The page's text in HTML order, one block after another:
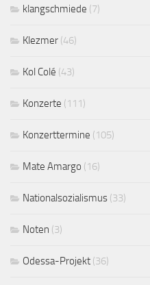
klangschmiede (7)
Klezmer (46)
Kol Colé (43)
Konzerte (111)
Konzerttermine (105)
Mate Amargo (16)
Nationalsozialismus (33)
Noten (3)
Odessa-Projekt (36)